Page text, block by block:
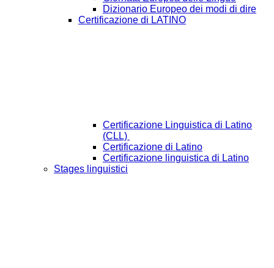
Dizionario Europeo dei modi di dire
Certificazione di LATINO
Certificazione Linguistica di Latino
(CLL)
Certificazione di Latino
Certificazione linguistica di Latino
Stages linguistici